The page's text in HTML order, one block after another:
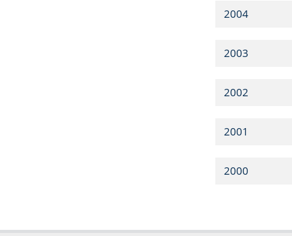
2004
2003
2002
2001
2000